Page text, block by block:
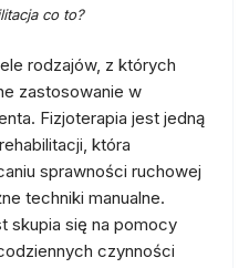
co to?
rodzajów, z których
zastosowanie w
Fizjoterapia jest jedną
która
sprawności ruchowej
techniki manualne.
skupia się na pomocy
czynności